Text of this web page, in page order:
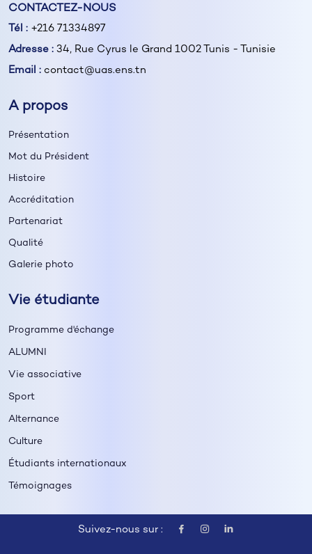
CONTACTEZ-NOUS
Tél : +216 71334897
Adresse : 34, Rue Cyrus le Grand 1002 Tunis - Tunisie
Email : contact@uas.ens.tn
A propos
Présentation
Mot du Président
Histoire
Accréditation
Partenariat
Qualité
Galerie photo
Vie étudiante
Programme d'échange
ALUMNI
Vie associative
Sport
Alternance
Culture
Étudiants internationaux
Témoignages
Suivez-nous sur :